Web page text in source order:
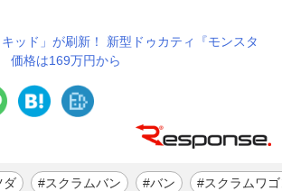
キッド」が刷新！ 新型ドゥカティ『モンスタ
価格は169万円から
ダ #スクラムバン #バン #スクラムワ